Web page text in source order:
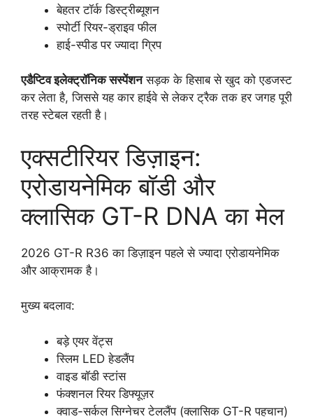
बेहतर टॉर्क डिस्ट्रीब्यूशन
स्पोर्टी रियर-ड्राइव फील
हाई-स्पीड पर ज्यादा ग्रिप
एडैप्टिव इलेक्ट्रॉनिक सस्पेंशनसड़क के हिसाब से खुद को एडजस्ट
कर लेता है, जिससे यह कार हाईवे से लेकर ट्रैक तक हर जगह पूरी
तरह स्टेबल रहती है।
एक्सटीरियर डिज़ाइन:
एरोडायनेमिक बॉडी और
क्लासिक GT-R DNA का मेल
2026 GT-R R36 का डिज़ाइन पहले से ज्यादा एरोडायनेमिक
और आक्रामक है।
मुख्य बदलाव:
बड़े एयर वेंट्स
स्लिम LED हेडलैंप
वाइड बॉडी स्टांस
फंक्शनल रियर डिफ्यूज़र
क्वाड-सर्कल सिग्नेचर टेललैंप (क्लासिक GT-R पहचान)